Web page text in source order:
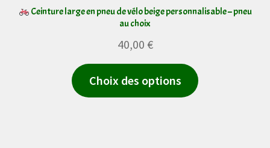
Ceinture large en pneu de vélo beige personnalisable – pneu
au choix
40,00 €
Choix des options
Ce
produit